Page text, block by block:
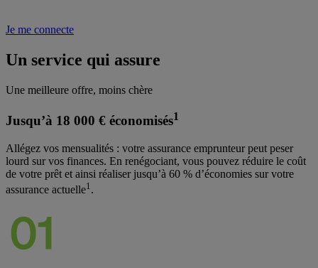
Je me connecte
Un service qui assure
Une meilleure offre, moins chère
Jusqu’à 18 000 € économisés1
Allégez vos mensualités : votre assurance emprunteur peut peser
lourd sur vos finances. En renégociant, vous pouvez réduire le coût
de votre prêt et ainsi réaliser jusqu’à 60 % d’économies sur votre
assurance actuelle1 .